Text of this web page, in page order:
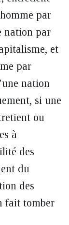
par
nation par
et
par
nation
si une
ou
à
des
du
des
fait tomber